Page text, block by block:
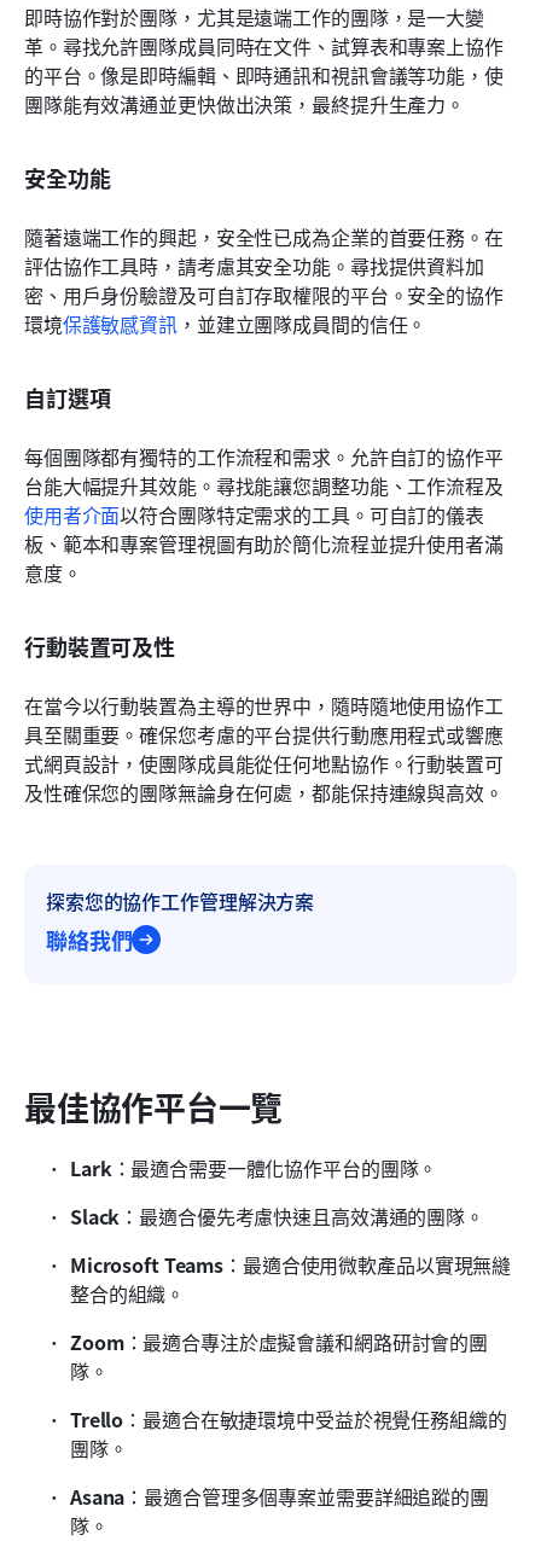
即時協作對於團隊，尤其是遠端工作的團隊，是一大變
革。尋找允許團隊成員同時在文件、試算表和專案上協作
的平台。像是即時編輯、即時通訊和視訊會議等功能，使
團隊能有效溝通並更快做出決策，最終提升生產力。
安全功能
隨著遠端工作的興起，安全性已成為企業的首要任務。在
評估協作工具時，請考慮其安全功能。尋找提供資料加
密、用戶身份驗證及可自訂存取權限的平台。安全的協作
環境保護敏感資訊，並建立團隊成員間的信任。
自訂選項
每個團隊都有獨特的工作流程和需求。允許自訂的協作平
台能大幅提升其效能。尋找能讓您調整功能、工作流程及
使用者介面以符合團隊特定需求的工具。可自訂的儀表
板、範本和專案管理視圖有助於簡化流程並提升使用者滿
意度。
行動裝置可及性
在當今以行動裝置為主導的世界中，隨時隨地使用協作工
具至關重要。確保您考慮的平台提供行動應用程式或響應
式網頁設計，使團隊成員能從任何地點協作。行動裝置可
及性確保您的團隊無論身在何處，都能保持連線與高效。
探索您的協作工作管理解決方案
聯絡我們
最佳協作平台一覽
Lark ：最適合需要一體化協作平台的團隊。
Slack ：最適合優先考慮快速且高效溝通的團隊。
Microsoft Teams ：最適合使用微軟產品以實現無縫
整合的組織。
Zoom：最適合專注於虛擬會議和網路研討會的團
隊。
Trello ：最適合在敏捷環境中受益於視覺任務組織的
團隊。
Asana ：最適合管理多個專案並需要詳細追蹤的團
隊。